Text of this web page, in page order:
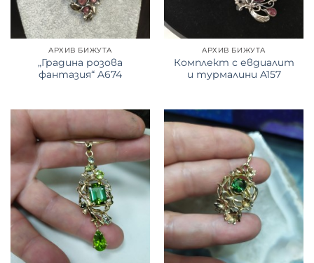
АРХИВ БИЖУТА
„Градина розова
фантазия“ A674
АРХИВ БИЖУТА
Комплект с евдиалит
и турмалини A157